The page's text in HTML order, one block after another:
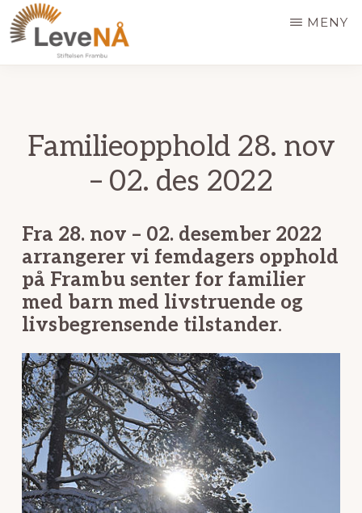
Hopp
til
hovedinnhold
MENY
Familieopphold 28. nov
– 02. des 2022
Fra 28. nov – 02. desember 2022
arrangerer vi femdagers opphold
på Frambu senter for familier
med barn med livstruende og
livsbegrensende tilstander.